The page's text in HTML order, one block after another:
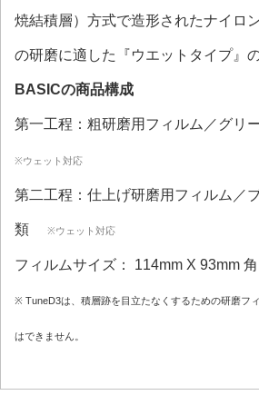
焼結積層）方式で造形されたナイロ
の研磨に適した『ウエットタイプ』
BASICの商品構成
第一工程：粗研磨用フィルム／グリ
※ウェット対応
第二工程：仕上げ研磨用フィルム／
類 ※ウェット対応
フィルムサイズ： 114mm X 93mm 角
※ TuneD3は、積層跡を目立たなくするための研磨フ
はできません。